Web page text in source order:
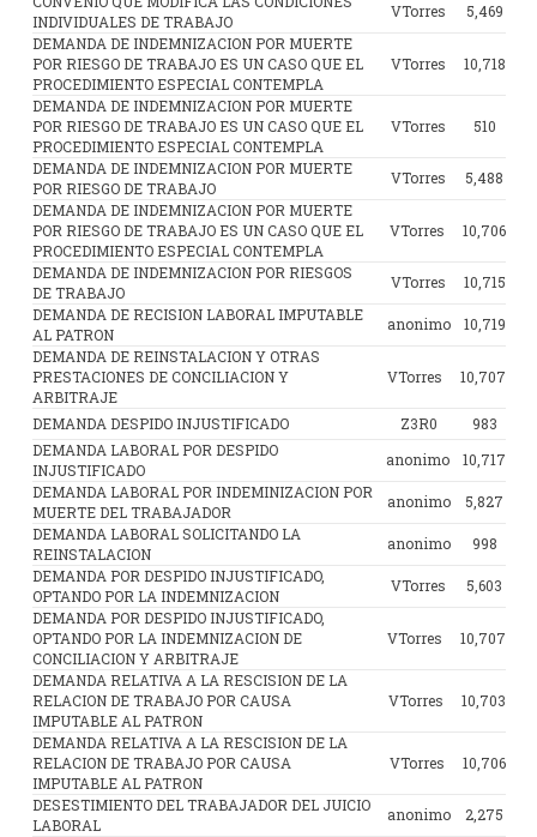
INDIVIDUALES DE TRABAJO
VTorres
5,469
DEMANDA DE INDEMNIZACION POR MUERTE
POR RIESGO DE TRABAJO ES UN CASO QUE EL
PROCEDIMIENTO ESPECIAL CONTEMPLA
VTorres 10,718
DEMANDA DE INDEMNIZACION POR MUERTE
POR RIESGO DE TRABAJO ES UN CASO QUE EL
PROCEDIMIENTO ESPECIAL CONTEMPLA
VTorres 510
DEMANDA DE INDEMNIZACION POR MUERTE
POR RIESGO DE TRABAJO
VTorres
5,488
DEMANDA DE INDEMNIZACION POR MUERTE
POR RIESGO DE TRABAJO ES UN CASO QUE EL
PROCEDIMIENTO ESPECIAL CONTEMPLA
VTorres 10,706
DEMANDA DE INDEMNIZACION POR RIESGOS
DE TRABAJO
VTorres
10,715
DEMANDA DE RECISION LABORAL IMPUTABLE
AL PATRON
anonimo
10,719
DEMANDA DE REINSTALACION Y OTRAS
PRESTACIONES DE CONCILIACION Y
ARBITRAJE
VTorres 10,707
DEMANDA DESPIDO INJUSTIFICADO Z3R0
983
DEMANDA LABORAL POR DESPIDO
INJUSTIFICADO
anonimo
10,717
DEMANDA LABORAL POR INDEMINIZACION POR
MUERTE DEL TRABAJADOR
anonimo
5,827
DEMANDA LABORAL SOLICITANDO LA
REINSTALACION
anonimo
998
DEMANDA POR DESPIDO INJUSTIFICADO,
OPTANDO POR LA INDEMNIZACION
VTorres
5,603
DEMANDA POR DESPIDO INJUSTIFICADO,
OPTANDO POR LA INDEMNIZACION DE
CONCILIACION Y ARBITRAJE
VTorres 10,707
DEMANDA RELATIVA A LA RESCISION DE LA
RELACION DE TRABAJO POR CAUSA
IMPUTABLE AL PATRON
VTorres 10,703
DEMANDA RELATIVA A LA RESCISION DE LA
RELACION DE TRABAJO POR CAUSA
IMPUTABLE AL PATRON
VTorres 10,706
DESESTIMIENTO DEL TRABAJADOR DEL JUICIO
LABORAL
anonimo
2,275